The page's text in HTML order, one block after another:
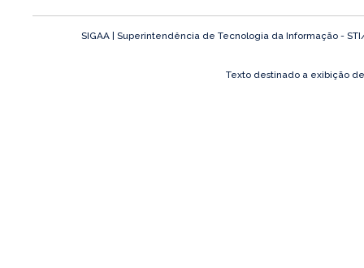
SIGAA | Superintendência de Tecnologia da Informação -
Texto destinado a exibição